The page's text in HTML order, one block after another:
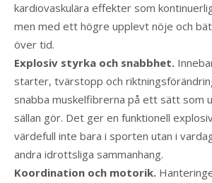
kardiovaskulära effekter som
men med ett högre upplevt nöje och
över tid.
Explosiv styrka och snabbhet.
starter, tvärstopp och
snabba muskelfibrerna på ett sätt som
sällan gör. Det ger en funktionell
värdefull inte bara i sporten utan i
andra idrottsliga sammanhang.
Koordination och motorik.